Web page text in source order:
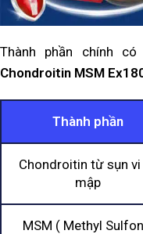
Thành phần chính
Chondroitin MSM
Thành phần
Chondroitin từ sụn vi
mập
MSM ( Methyl